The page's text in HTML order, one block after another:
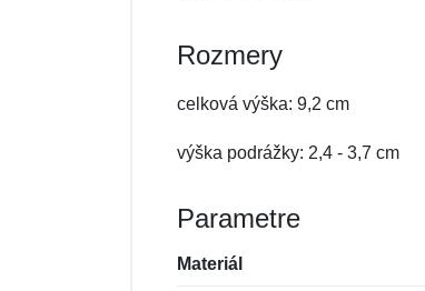
Rozmery
celková výška: 9,2 cm
výška podrážky: 2,4 - 3,7 cm
Parametre
Materiál